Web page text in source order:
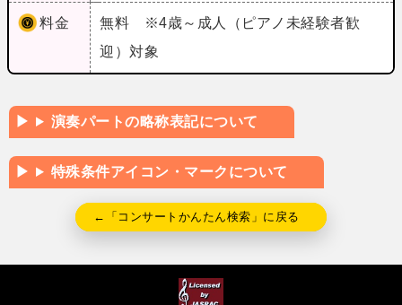
料金
無料 ※4歳～成人（ピアノ未経験者歓
迎）対象
演奏パートの略称表記について
特殊条件アイコン・マークについて
←「コンサートかんたん検索」に戻る